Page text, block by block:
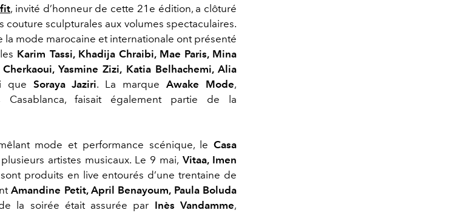
, invité d’honneur de cette 21e édition, a clôturé
couture sculpturales aux volumes spectaculaires.
la mode marocaine et internationale ont présenté
Karim Tassi, Khadija Chraibi, Mae Paris, Mina
Yasmine Zizi, Katia Belhachemi, Alia
que Soraya Jaziri. La marqueAwake Mode,
Casablanca, faisait également partie de la
mode et performance scénique, le Casa
artistes musicaux. Le 9 mai, Vitaa, Imen
produits en live entourés d’une trentaine de
Amandine Petit, April Benayoum, Paula Boluda
la soirée était assurée par Inès Vandamme,